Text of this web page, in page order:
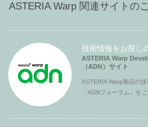
ASTERIA Warp 関連サイトの
技術情報をお探し
ASTERIA Warp
（ADN）サイト
ASTERIA Warp製品の
「ADNフォーラム」を